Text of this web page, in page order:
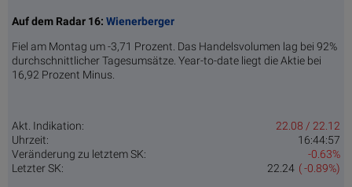
Auf dem Radar 16: Wienerberger
Fiel am Montag um -3,71 Prozent. Das Handelsvolumen lag bei 92%
durchschnittlicher Tagesumsätze. Year-to-date liegt die Aktie bei
16,92 Prozent Minus.
Akt. Indikation:
22.08 / 22.12
Uhrzeit:
16:44:57
Veränderung zu letztem SK:
-0.63%
Letzter SK:
( -0.89%)
22.24